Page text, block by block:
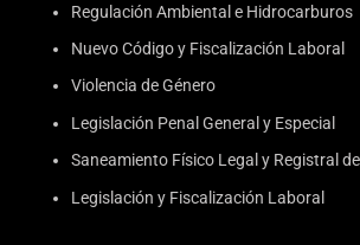
Regulación Ambiental e Hidrocarburos
Nuevo Código y Fiscalización Laboral
Violencia de Género
Legislación Penal General y Especial
Saneamiento Físico Legal y Registral
Legislación y Fiscalización Laboral